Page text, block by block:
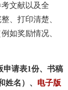
文献以及全
、打印清楚、
如奖励情况、
申请表1份、书稿
姓名）、 电子版